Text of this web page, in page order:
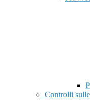
Controlli